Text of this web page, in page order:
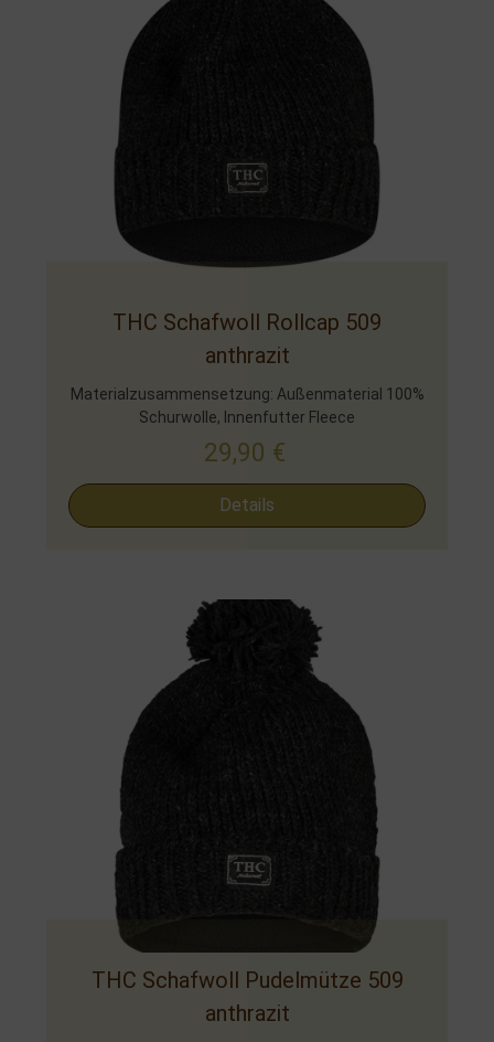
THC Schafwoll Rollcap 509
anthrazit
Materialzusammensetzung: Außenmaterial 100%
Schurwolle, Innenfutter Fleece
29,90 €
Details
THC Schafwoll Pudelmütze 509
anthrazit